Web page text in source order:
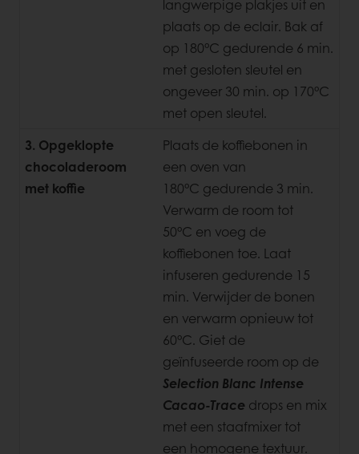
langwerpige plakjes uit en
plaats op de eclair. Bak af
op 180°C gedurende 6 min.
met gesloten sleutel en
ongeveer 30 min. op 170°C
met open sleutel.
3. Opgeklopte
chocoladeroom
met koffie
Plaats de koffiebonen in
een oven van
180°C gedurende 3 min.
Verwarm de room tot
50°C en voeg de
koffiebonen toe. Laat
infuseren gedurende 15
min. Verwijder de bonen
en verwarm opnieuw tot
60°C. Giet de
geïnfuseerde room op de
Selection Blanc Intense
Cacao-Trace drops en mix
met een staafmixer tot
een homogene textuur.